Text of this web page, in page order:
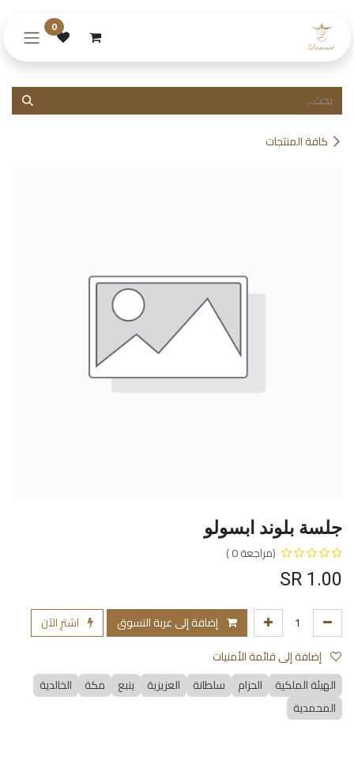
0
كافة المنتجات
جلسة بلوند ابسولو
(مراجعة 0 )
1.00
إضافة إلى عربة التسوق
اشترِ الآن
الهيئة الملكية
الحزام سلطانة العزيزية ينبع مكة
الخالدية
المحمدية